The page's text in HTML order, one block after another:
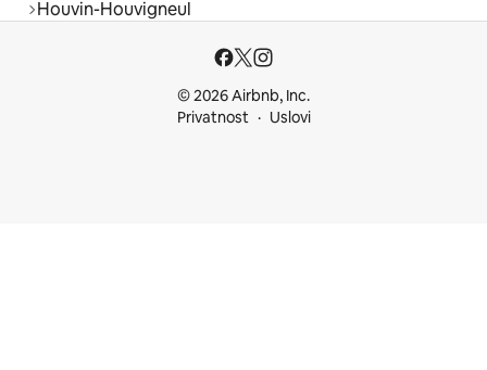
Houvin-Houvigneul
© 2026 Airbnb, Inc.
Privatnost
Uslovi